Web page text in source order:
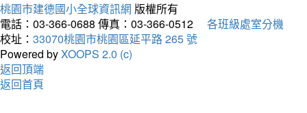
桃園市建德國小全球資訊網 版權所有
電話：03-366-0688 傳真：03-366-0512
各班級處室分機
校址： 33070桃園市桃園區延平路 265 號
Powered byXOOPS 2.0 (c)
返回頂端
返回首頁